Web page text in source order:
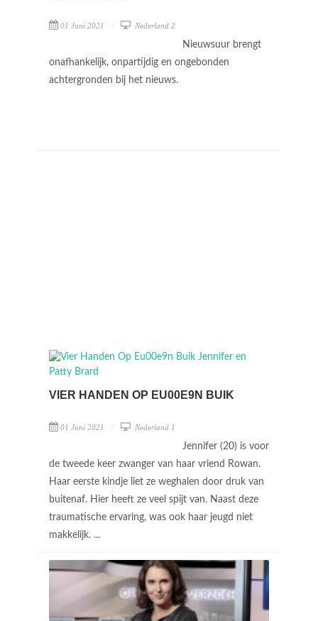
01 Juni 2021 Nederland 2
Nieuwsuur brengt
onafhankelijk, onpartijdig en ongebonden
achtergronden bij het nieuws.
VIER HANDEN OP EU00E9N BUIK
01 Juni 2021 Nederland 1
Jennifer (20) is voor
de tweede keer zwanger van haar vriend Rowan.
Haar eerste kindje liet ze weghalen door druk van
buitenaf. Hier heeft ze veel spijt van. Naast deze
traumatische ervaring, was ook haar jeugd niet
makkelijk. ...